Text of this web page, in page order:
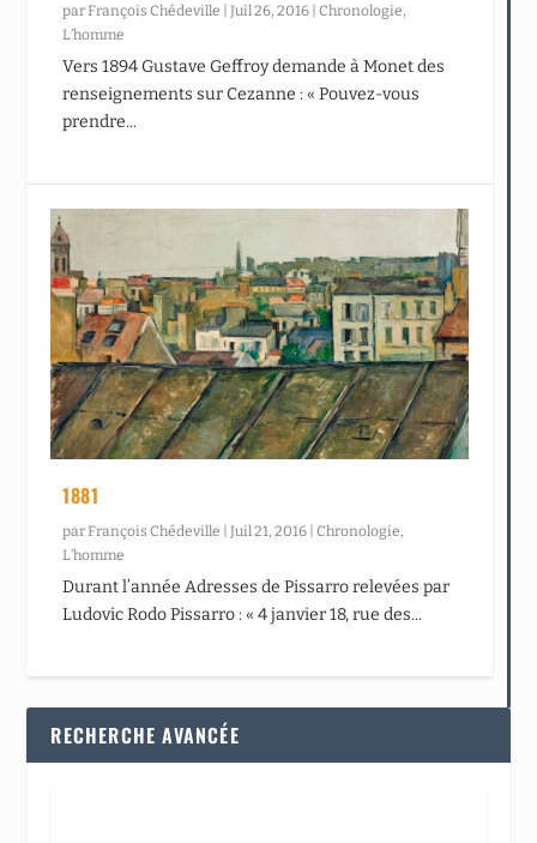
parFrançois Chédeville |Juil 26, 2016 |Chronologie,
L’homme
Vers 1894 Gustave Geffroy demande à Monet des
renseignements sur Cezanne : « Pouvez-vous
prendre...
1881
parFrançois Chédeville |Juil 21, 2016 |Chronologie,
L’homme
Durant l’année Adresses de Pissarro relevées par
Ludovic Rodo Pissarro : « 4 janvier 18, rue des...
RECHERCHE AVANCÉE